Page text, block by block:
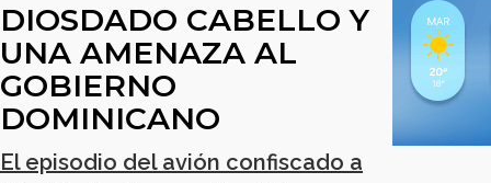
DIOSDADO CABELLO Y
UNA AMENAZA AL
GOBIERNO
DOMINICANO
El episodio del avión confiscado a